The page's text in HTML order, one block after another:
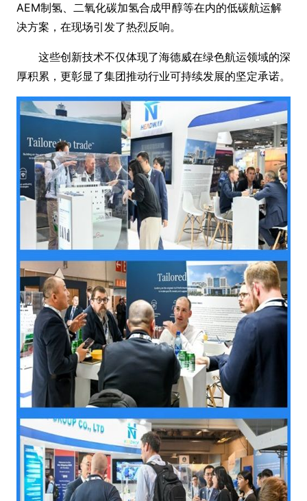
AEM制氢、二氧化碳加氢合成甲醇等在内的低碳航运解
决方案，在现场引发了热烈反响。
这些创新技术不仅体现了海德威在绿色航运领域的深
厚积累，更彰显了集团推动行业可持续发展的坚定承诺。